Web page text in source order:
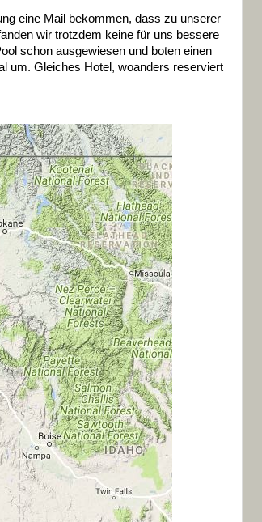
eine Mail bekommen, dass zu unserer
wir trotzdem keine für uns bessere
schon ausgewiesen und boten einen
um. Gleiches Hotel, woanders reserviert